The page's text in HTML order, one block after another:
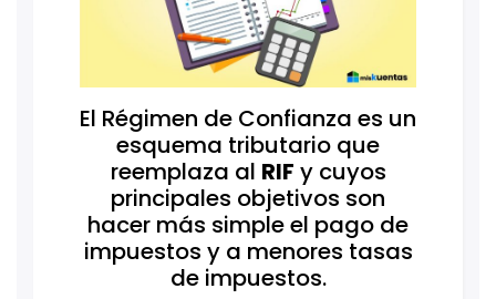
El Régimen de Confianza es un
esquema tributario que
reemplaza al RIF y cuyos
principales objetivos son
hacer más simple el pago de
impuestos y a menores tasas
de impuestos.